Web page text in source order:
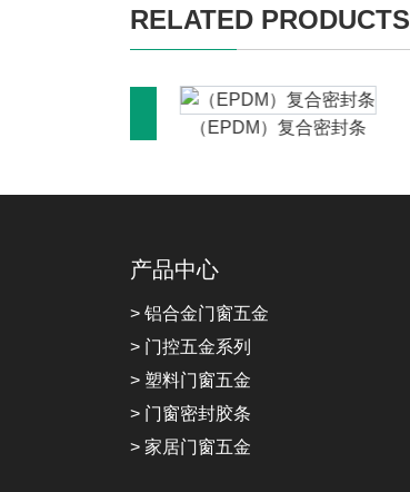
RELATED PRODUCTS
（EPDM）复合密封条
产品中心
> 铝合金门窗五金
> 门控五金系列
> 塑料门窗五金
> 门窗密封胶条
> 家居门窗五金